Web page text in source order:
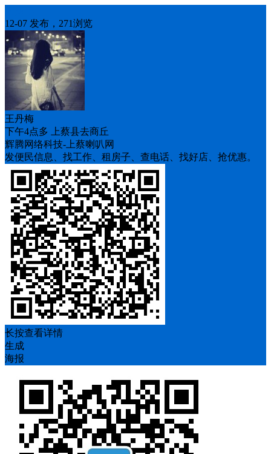
12-07 发布，271浏览
王丹梅
下午4点多 上蔡县去商丘
辉腾网络科技-上蔡喇叭网
发便民信息、找工作、租房子、查电话、找好店、抢优惠。
长按查看详情
生成
海报